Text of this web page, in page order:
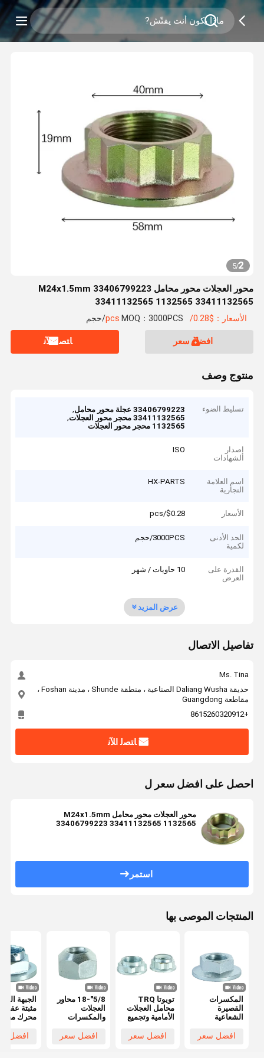
2
/
5
محور العجلات محور محامل M24x1.5mm 33406799223
33411132565 1132565 33411132565
الأسعار：$0.28/pcs MOQ：3000PCS/حجم
افضل سعر ﺎﺘﺼﻟ ﺍﻶﻧ
منتوج وصف
تسليط الضوء 33406799223 عجلة محور محامل
,
33411132565 محجر محور العجلات
,
1132565 محجر محور العجلات
إصدار
الشهادات
ISO
اسم العلامة
التجارية
HX-PARTS
الأسعار $0.28/pcs
الحد الأدنى
لكمية
3000PCS/حجم
القدرة على
العرض
10 حاويات / شهر
عرض المزيد
تفاصيل الاتصال
Ms. Tina
حديقة Daliang Wusha الصناعية ، منطقة Shunde ، مدينة Foshan ،
مقاطعة Guangdong
+8615260320912
ﺎﺘﺼﻟ ﺍﻶﻧ
احصل على افضل سعر ل
محور العجلات محور محامل M24x1.5mm
33406799223 33411132565 1132565
استمر
المنتجات الموصى بها
المكسرات
القصيرة
الشعاعية
القفل
افضل سعر
تويوتا TRQ
محامل العجلات
الأمامية وتجميع
M25X1.5 مايل
افضل سعر
5/8"-18 محاور
العجلات
والمكسرات
52990 43000
افضل سعر
الجبهة
مثبتة
محرك
افضل